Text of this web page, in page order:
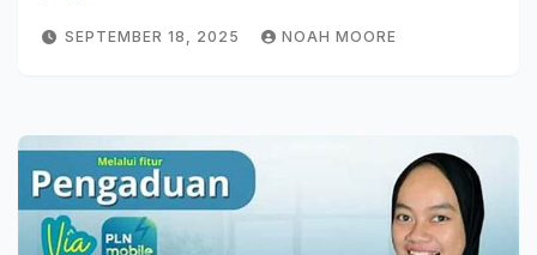
SEPTEMBER 18, 2025 NOAH MOORE